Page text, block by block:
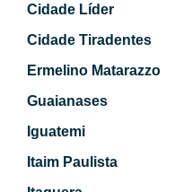
Cidade Líder
Cidade Tiradentes
Ermelino Matarazzo
Guaianases
Iguatemi
Itaim Paulista